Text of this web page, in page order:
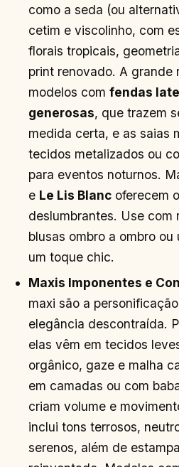
como a seda (ou
cetim e viscolinho, com
florais tropicais,
print renovado. A grande
modelos comfendas
generosas, que trazem
medida certa, e as saias
tecidos metalizados ou
para eventos noturnos.
e Le Lis Blanc oferecem
deslumbrantes. Use com
blusas ombro a ombro ou
um toque chic.
Maxis Imponentes e
maxi são a
elegância descontraída.
elas vêm em tecidos
orgânico, gaze e malha
em camadas ou com
criam volume e
inclui tons terrosos,
serenos, além de